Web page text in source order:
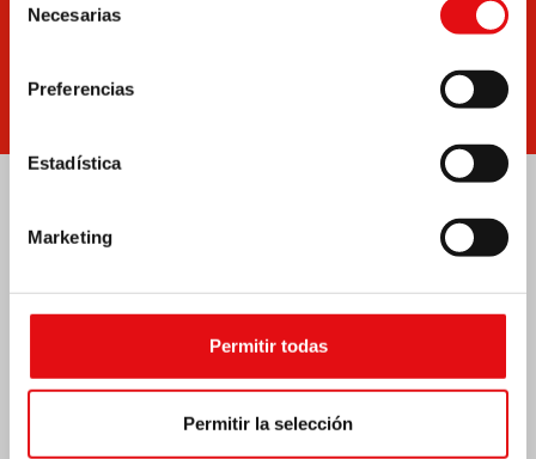
Necesarias
Preferencias
Estadística
Marketing
Permitir todas
Permitir la selección
Escríbenos